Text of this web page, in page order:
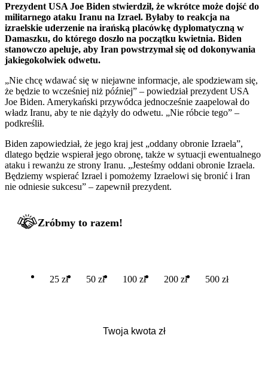
Prezydent USA Joe Biden stwierdził, że wkrótce może dojść do
militarnego ataku Iranu na Izrael. Byłaby to reakcja na
izraelskie uderzenie na irańską placówkę dyplomatyczną w
Damaszku, do którego doszło na początku kwietnia. Biden
stanowczo apeluje, aby Iran powstrzymał się od dokonywania
jakiegokolwiek odwetu.
„Nie chcę wdawać się w niejawne informacje, ale spodziewam się,
że będzie to wcześniej niż później” – powiedział prezydent USA
Joe Biden. Amerykański przywódca jednocześnie zaapelował do
władz Iranu, aby te nie dążyły do odwetu. „Nie róbcie tego” –
podkreślił.
Biden zapowiedział, że jego kraj jest „oddany obronie Izraela”,
dlatego będzie wspierał jego obronę, także w sytuacji ewentualnego
ataku i rewanżu ze strony Iranu. „Jesteśmy oddani obronie Izraela.
Będziemy wspierać Izrael i pomożemy Izraelowi się bronić i Iran
nie odniesie sukcesu” – zapewnił prezydent.
Zróbmy to razem!
25 zł 50 zł 100 zł 200 zł 500 zł